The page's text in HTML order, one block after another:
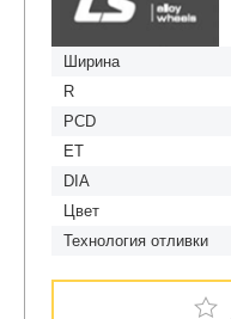
Ширина
R
PCD
ET
DIA
Цвет
Технология отливки